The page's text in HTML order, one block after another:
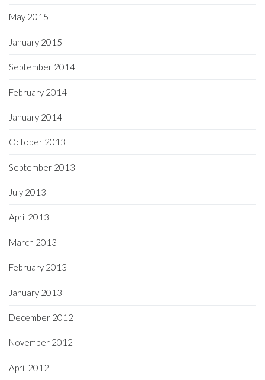
May 2015
January 2015
September 2014
February 2014
January 2014
October 2013
September 2013
July 2013
April 2013
March 2013
February 2013
January 2013
December 2012
November 2012
April 2012